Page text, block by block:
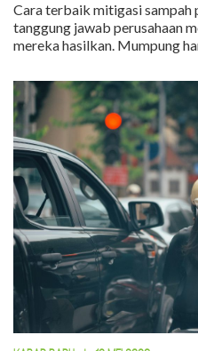
Cara terbaik mitigasi sampah
tanggung jawab perusahaan
mereka hasilkan. Mumpung